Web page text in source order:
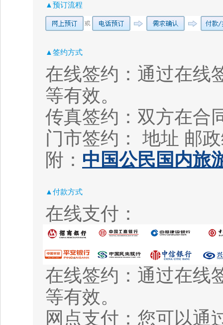
▲预订流程
▲签约方式
在线签约：通过在线
等有效。
传真签约：双方在合
门市签约： 地址 邮
附： 中国公民国内旅
▲付款方式
在线支付：
在线签约：通过在线
等有效。
网点支付：您可以通